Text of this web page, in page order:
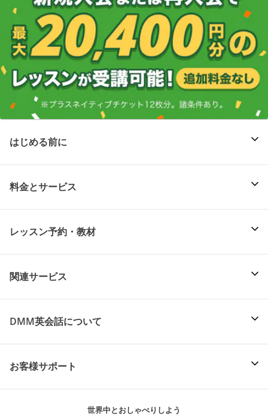
はじめる前に
料金とサービス
レッスン予約・教材
関連サービス
DMM英会話について
お客様サポート
世界中とおしゃべりしよう